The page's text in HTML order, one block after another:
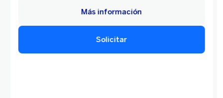
Solicitar
Más información